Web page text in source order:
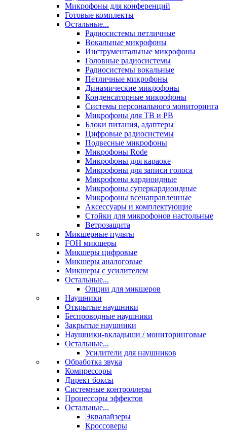
Микрофоны для конференций
Готовые комплекты
Остальные...
Радиосистемы петличные
Вокальные микрофоны
Инструментальные микрофоны
Головные радиосистемы
Радиосистемы вокальные
Петличные микрофоны
Динамические микрофоны
Конденсаторные микрофоны
Системы персонального мониторинга
Микрофоны для ТВ и РВ
Блоки питания, адаптеры
Цифровые радиосистемы
Подвесные микрофоны
Микрофоны Rode
Микрофоны для караоке
Микрофоны для записи голоса
Микрофоны кардиоидные
Микрофоны суперкардиоидные
Микрофоны всенаправленные
Аксессуары и комплектующие
Стойки для микрофонов настольные
Ветрозащита
Микшерные пульты
FOH микшеры
Микшеры цифровые
Микшеры аналоговые
Микшеры с усилителем
Остальные...
Опции для микшеров
Наушники
Открытые наушники
Беспроводные наушники
Закрытые наушники
Наушники-вкладыши / мониторинговые
Остальные...
Усилители для наушников
Обработка звука
Компрессоры
Директ боксы
Системные контроллеры
Процессоры эффектов
Остальные...
Эквалайзеры
Кроссоверы